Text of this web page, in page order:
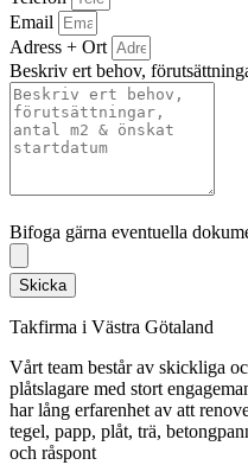
Email
Adress + Ort
Beskriv ert behov,
Bifoga gärna eventuella
Skicka
Takfirma i Västra Götaland
Vårt team består av skickliga
plåtslagare med stort
har lång erfarenhet av att
tegel, papp, plåt, trä,
och råspont